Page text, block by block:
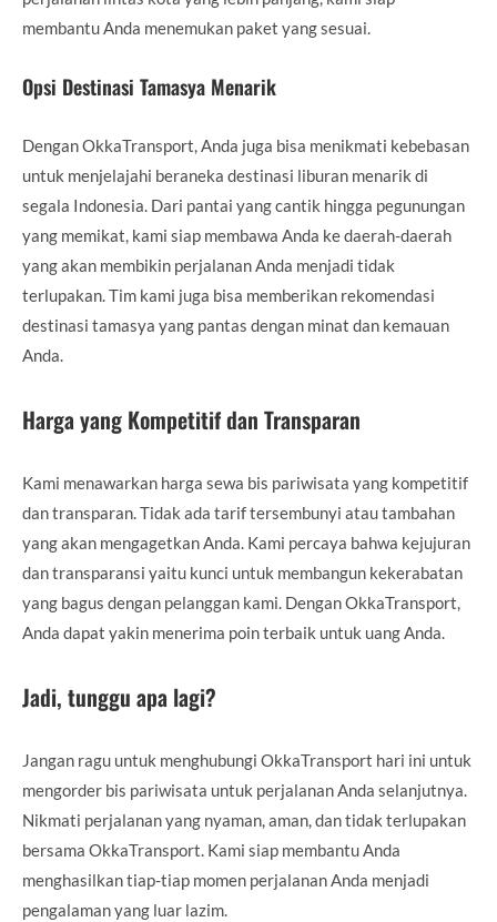
membantu Anda menemukan paket yang sesuai.
Opsi Destinasi Tamasya Menarik
Dengan OkkaTransport, Anda juga bisa menikmati kebebasan
untuk menjelajahi beraneka destinasi liburan menarik di
segala Indonesia. Dari pantai yang cantik hingga pegunungan
yang memikat, kami siap membawa Anda ke daerah-daerah
yang akan membikin perjalanan Anda menjadi tidak
terlupakan. Tim kami juga bisa memberikan rekomendasi
destinasi tamasya yang pantas dengan minat dan kemauan
Anda.
Harga yang Kompetitif dan Transparan
Kami menawarkan harga sewa bis pariwisata yang kompetitif
dan transparan. Tidak ada tarif tersembunyi atau tambahan
yang akan mengagetkan Anda. Kami percaya bahwa kejujuran
dan transparansi yaitu kunci untuk membangun kekerabatan
yang bagus dengan pelanggan kami. Dengan OkkaTransport,
Anda dapat yakin menerima poin terbaik untuk uang Anda.
Jadi, tunggu apa lagi?
Jangan ragu untuk menghubungi OkkaTransport hari ini untuk
mengorder bis pariwisata untuk perjalanan Anda selanjutnya.
Nikmati perjalanan yang nyaman, aman, dan tidak terlupakan
bersama OkkaTransport. Kami siap membantu Anda
menghasilkan tiap-tiap momen perjalanan Anda menjadi
pengalaman yang luar lazim.